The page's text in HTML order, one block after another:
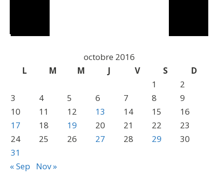
octobre 2016
L
M M J V S
D
1
2
3
4 5 6 7 8
9
10
11 12 13 14 15
16
17
18 19 20 21 22
23
24
25 26 27 28 29
30
31
« Sep
Nov »